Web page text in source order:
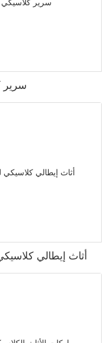
سرير
أثاث إيطالي